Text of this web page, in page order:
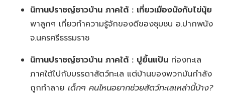
นิทานปราชญ์ชาวบ้าน ภาคใต้ : เที่ยวเมืองนังกับไข่นุ้ย
พาลูกๆ เที่ยวทำความรู้จักของดีของชุมชน อ.ปากพนัง
จ.นครศรีธรรมราช
นิทานปราชญ์ชาวบ้าน ภาคใต้ : ปูยิ้นแป้น ท่องทะเล
ภาคใต้ไปกับบรรดาสัตว์ทะเล แต่บ้านของพวกมันกำลัง
ถูกทำลาย เด็กๆ คนไหนอยากช่วยสัตว์ทะเลเหล่านี้บ้าง?